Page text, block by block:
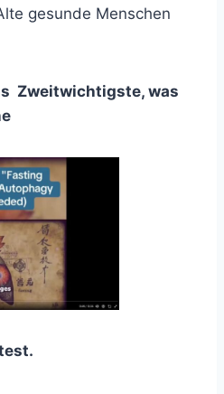
gesunde Menschen
Zweitwichtigste, was